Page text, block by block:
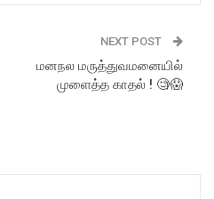
NEXT POST
மனநல மருத்துவமனையில்
முளைத்த காதல் ! 🧐😱